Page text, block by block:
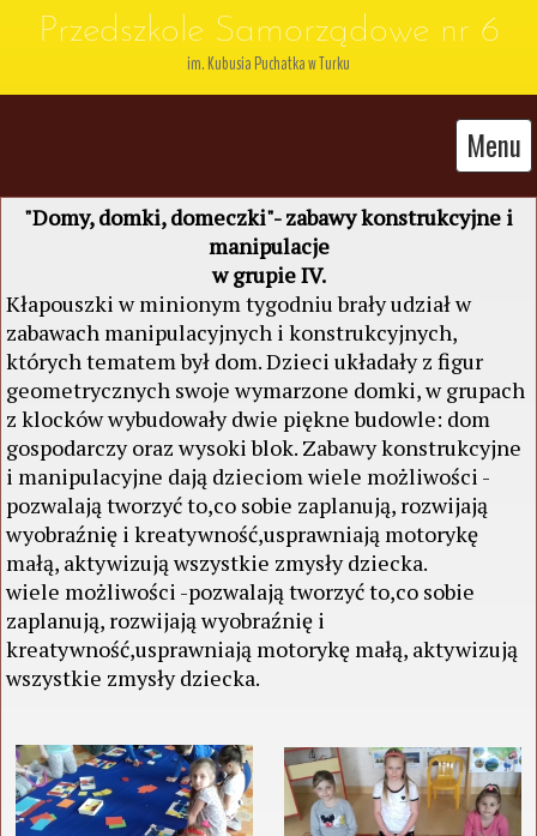
Przedszkole Samorządowe nr 6
im. Kubusia Puchatka w Turku
Menu
"Domy, domki, domeczki"- zabawy konstrukcyjne i
manipulacje
w grupie IV.
Kłapouszki w minionym tygodniu brały udział w
zabawach manipulacyjnych i konstrukcyjnych,
których tematem był dom. Dzieci układały z figur
geometrycznych swoje wymarzone domki, w grupach
z klocków wybudowały dwie piękne budowle: dom
gospodarczy oraz wysoki blok. Zabawy konstrukcyjne
i manipulacyjne dają dzieciom wiele możliwości -
pozwalają tworzyć to,co sobie zaplanują, rozwijają
wyobraźnię i kreatywność,usprawniają motorykę
małą, aktywizują wszystkie zmysły dziecka.
wiele możliwości -pozwalają tworzyć to,co sobie
zaplanują, rozwijają wyobraźnię i
kreatywność,usprawniają motorykę małą, aktywizują
wszystkie zmysły dziecka.